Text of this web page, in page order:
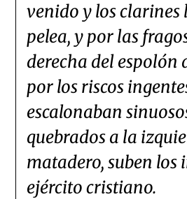
venido y los
pelea, y por las
derecha del espolón
por los riscos
escalonaban
quebrados a la
matadero, suben los
ejército cristiano.